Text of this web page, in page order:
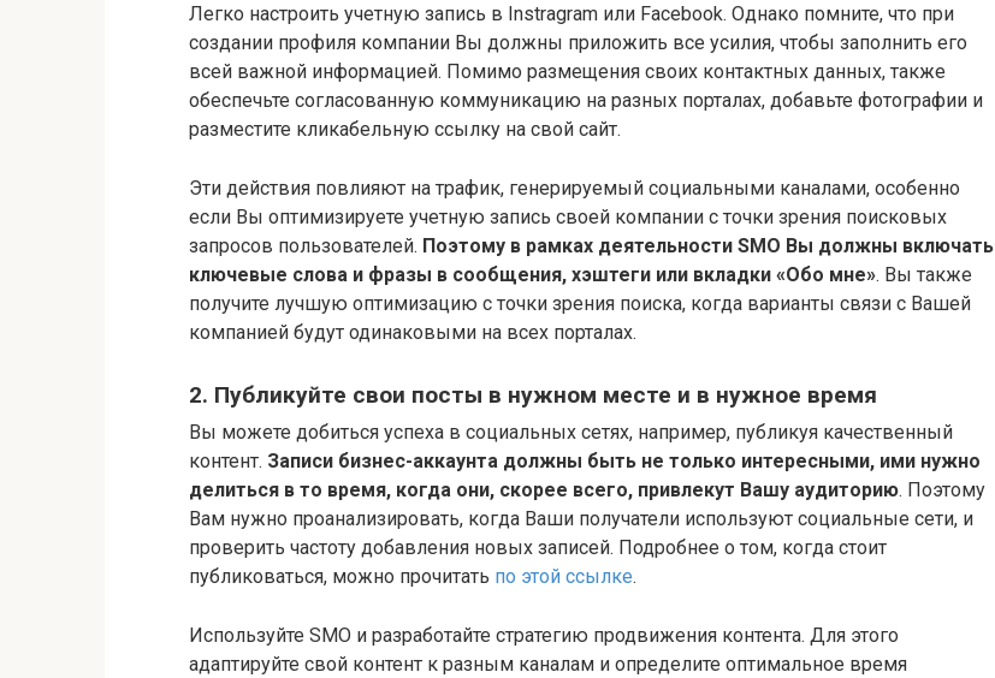
Легко настроить учетную запись в Instragram или Facebook. Однако помните, что при
создании профиля компании Вы должны приложить все усилия, чтобы заполнить его
всей важной информацией. Помимо размещения своих контактных данных, также
обеспечьте согласованную коммуникацию на разных порталах, добавьте фотографии и
разместите кликабельную ссылку на свой сайт.
Эти действия повлияют на трафик, генерируемый социальными каналами, особенно
если Вы оптимизируете учетную запись своей компании с точки зрения поисковых
запросов пользователей. Поэтому в рамках деятельности SMO Вы должны включать
ключевые слова и фразы в сообщения, хэштеги или вкладки «Обо мне». Вы также
получите лучшую оптимизацию с точки зрения поиска, когда варианты связи с Вашей
компанией будут одинаковыми на всех порталах.
2. Публикуйте свои посты в нужном месте и в нужное время
Вы можете добиться успеха в социальных сетях, например, публикуя качественный
контент. Записи бизнес-аккаунта должны быть не только интересными, ими нужно
делиться в то время, когда они, скорее всего, привлекут Вашу аудиторию. Поэтому
Вам нужно проанализировать, когда Ваши получатели используют социальные сети, и
проверить частоту добавления новых записей. Подробнее о том, когда стоит
публиковаться, можно прочитать по этой ссылке.
Используйте SMO и разработайте стратегию продвижения контента. Для этого
адаптируйте свой контент к разным каналам и определите оптимальное время